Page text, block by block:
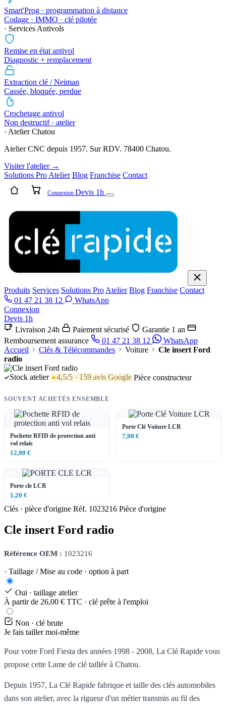
Smart'Prog · programmation à distance
Codage · IMMO · clé pilotée
· Services Antivols
Remise en état antivol
Diagnostic + remplacement
Extraction clé / Neiman
Cassée, bloquée, perdue
Crochetage antivol
Non destructif · atelier
· Atelier Chatou
Atelier CNC depuis 1957. Sur RDV. 78400 Chatou.
Visiter l'atelier →
Solutions Pro Atelier Blog Franchise Contact
Connexion Devis 1h
Produits Services Solutions Pro Atelier Blog Franchise Contact
01 47 21 38 12
WhatsApp
Connexion
Devis 1h
Livraison 24h
Paiement sécurisé
Garantie 1 an
Remboursement assurance
01 47 21 38 12
WhatsApp
Accueil
Clés & Télécommandes Voiture
Cle insert Ford
radio
Stock atelier 4,5/5 · 159 avis Google Pièce constructeur
SOUVENT ACHETÉS ENSEMBLE
Pochette RFID de protection anti
vol relais
12,90 €
Porte Clé Voiture LCR
7,90 €
Porte cle LCR
1,20 €
Clés · pièce d'origine Réf. 1023216 Pièce d'origine
Cle insert Ford radio
Référence OEM : 1023216
· Taillage / Mise au code · option à part
Oui · taillage atelier
À partir de 26,00 € TTC · clé prête à l'emploi
Non · clé brute
Je fais tailler moi-même
Pour votre Ford Fiesta des années 1998 - 2008, La Clé Rapide vous
propose cette Lame de clé taillée à Chatou.
Depuis 1957, La Clé Rapide fabrique et taille des clés automobiles
dans son atelier, avec la rigueur d'un métier transmis au fil des